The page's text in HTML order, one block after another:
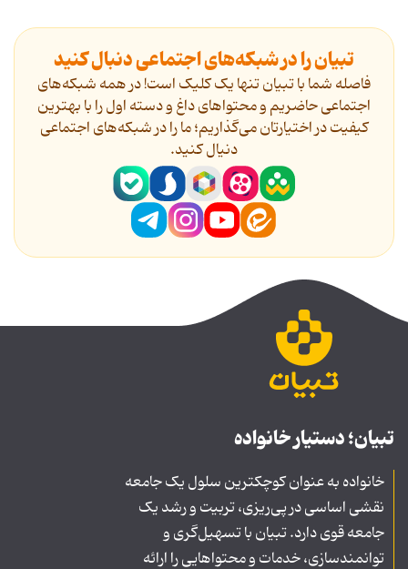
تبیان را در شبکه‌های اجتماعی دنبال کنید
فاصله شما با تبیان تنها یک کلیک است! در همه شبکه‌های
اجتماعی حاضریم و محتواهای داغ و دسته اول را با بهترین
کیفیت در اختیارتان می‌گذاریم؛ ما را در شبکه‌های اجتماعی
دنیال کنید.
تبیان؛ دستیار خانواده
خانواده به عنوان کوچکترین سلول یک جامعه
نقشی اساسی در پی‌ریزی، تربیت و رشد یک
جامعه قوی دارد. تبیان با تسهیل‌گری و
توانمندسازی، خدمات و محتواهایی را ارائه